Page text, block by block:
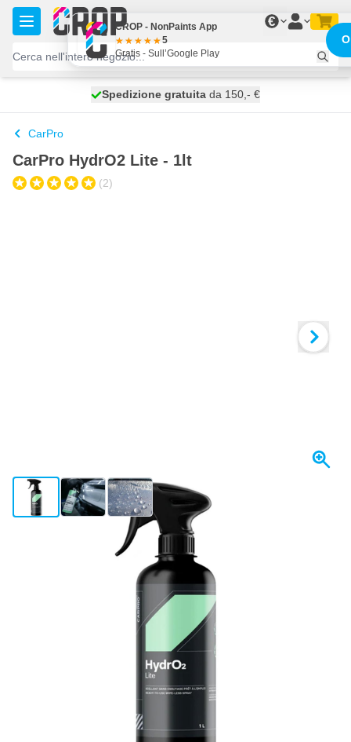
Salta al contenuto
€
spedito oggi
Spedizione gratuita da 150,- €
100 giorni
CarPro
CarPro HydrO2 Lite - 1lt
(2)
View larger imageView larger imageView larger image
CarPro HydrO2 Lite - 1lt
Ordina entro le 23:59,spedito oggi
CROP - NonPaints App
5
Gratis - Sull’Google Play